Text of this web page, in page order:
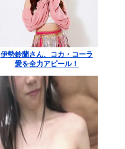
伊勢鈴蘭さん、コカ・コーラ
愛を全力アピール！